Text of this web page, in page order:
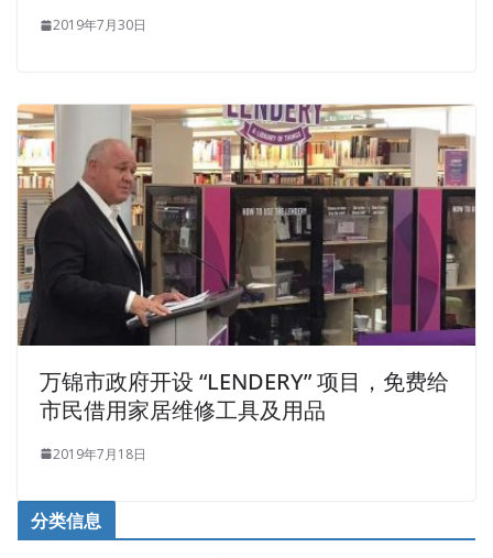
2019年7月30日
万锦市政府开设 “LENDERY” 项目，免费给
市民借用家居维修工具及用品
2019年7月18日
分类信息